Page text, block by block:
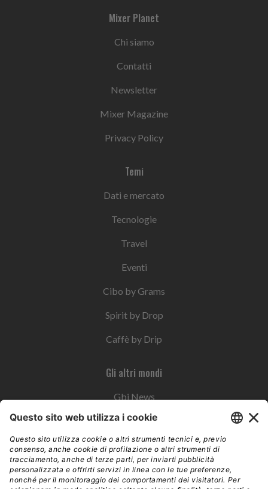
Mixer Planet
Chi siamo
Contatti
Newsletter
Mixer Magazine
Privacy Policy
Temi
Dati e mercato
Tecnologie
Travel
Eventi
Cibo by Grams
Spirit by Drop
Caffè by Drip
Gli altri mondi
Gbi News
Instoremag
Esplora il gruppo
Edra Edizioni